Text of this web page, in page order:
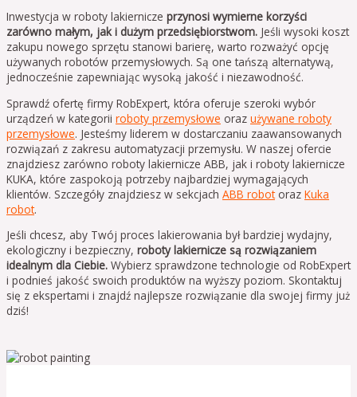
Inwestycja w roboty lakiernicze przynosi wymierne korzyści
zarówno małym, jak i dużym przedsiębiorstwom. Jeśli wysoki koszt
zakupu nowego sprzętu stanowi barierę, warto rozważyć opcję
używanych robotów przemysłowych. Są one tańszą alternatywą,
jednocześnie zapewniając wysoką jakość i niezawodność.
Sprawdź ofertę firmy RobExpert, która oferuje szeroki wybór
urządzeń w kategorii roboty przemysłowe oraz używane roboty
przemysłowe. Jesteśmy liderem w dostarczaniu zaawansowanych
rozwiązań z zakresu automatyzacji przemysłu. W naszej ofercie
znajdziesz zarówno roboty lakiernicze ABB, jak i roboty lakiernicze
KUKA, które zaspokoją potrzeby najbardziej wymagających
klientów. Szczegóły znajdziesz w sekcjach ABB robotoraz Kuka
robot.
Jeśli chcesz, aby Twój proces lakierowania był bardziej wydajny,
ekologiczny i bezpieczny, roboty lakiernicze są rozwiązaniem
idealnym dla Ciebie. Wybierz sprawdzone technologie od RobExpert
i podnieś jakość swoich produktów na wyższy poziom. Skontaktuj
się z ekspertami i znajdź najlepsze rozwiązanie dla swojej firmy już
dziś!